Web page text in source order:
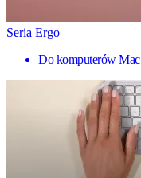
Seria Ergo
Do komputerów Mac